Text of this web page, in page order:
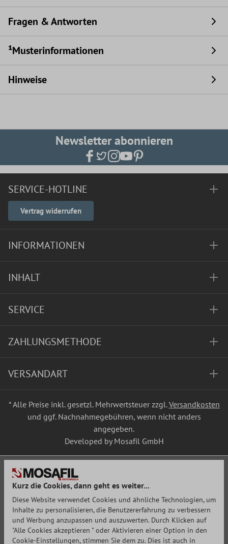
Fragen & Antworten
¹Musterinformationen
Hinweise
Newsletter abonnieren
SERVICE-HOTLINE
Vertrag widerrufen
INFORMATIONEN
INHALT
SERVICE
ZAHLUNGSMETHODE
VERSANDART
* Alle Preise inkl. gesetzl. Mehrwertsteuer zzgl.Versandkosten
und ggf. Nachnahmegebühren, wenn nicht anders
angegeben.
Developed by Mosafil GmbH
Kurz die Cookies, dann geht es weiter...
Diese Website verwendet Cookies und ähnliche Technologien, um
Inhalte zu personalisieren, die Benutzererfahrung zu verbessern
und Werbung anzupassen und auszuwerten. Durch Klicken auf
"Alle Cookies akzeptieren " oder Aktivieren einer Option in den
Cookie-Einstellungen, stimmen Sie dem zu. Dies ist auch in